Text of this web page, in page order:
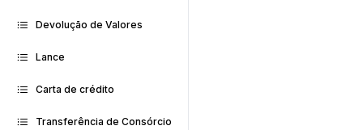
Devolução de Valores
Lance
Carta de crédito
Transferência de Consórcio